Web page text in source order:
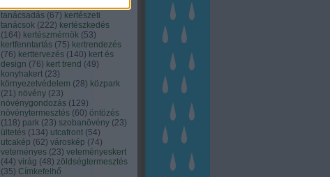
(126) kertészet (118) kertészeti
tanácsadás (67) kertészeti
tanácsok (222) kertészkedés
(164) kertészmérnök (53)
kertfenntartás (75) kertrendezés
(76) kerttervezés (140) kert és
design (76) kert trend (49)
konyhakert (23)
környezetvédelem (28) közpark
(21) növény (23)
növénygondozás (129)
növénytermesztés (60) öntözés
(118) park (23) szobanövény (23)
ültetés (134) utcafront (54)
utcakép (62) városkép (74)
veteményes (23) veteményeskert
(44) virág (48) zöldségtermesztés
(35) Címkefelhő